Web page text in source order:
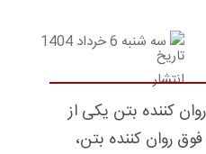
سه شنبه 6 خرداد 1404
کننده بتن یکی از
روان کننده بتن،